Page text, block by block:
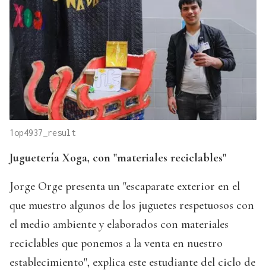
1op4937_result
Juguetería Xoga, con "materiales reciclables"
Jorge Orge presenta un "escaparate exterior en el
que muestro algunos de los juguetes respetuosos con
el medio ambiente y elaborados con materiales
reciclables que ponemos a la venta en nuestro
establecimiento", explica este estudiante del ciclo de